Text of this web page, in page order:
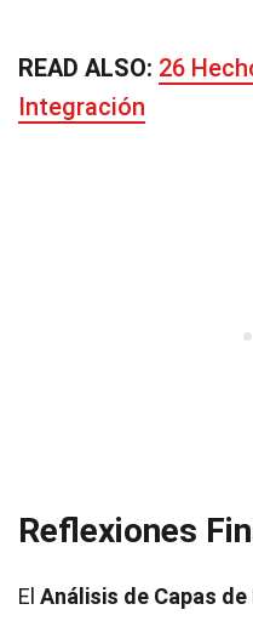
READ ALSO: 26
Integración
Reflexiones
El Análisis de Capas